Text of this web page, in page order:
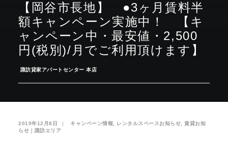
お気に入り 閲覧履歴
【岡谷市長地】 ●3ヶ月賃料半
額キャンペーン実施中！ 【キ
ャンペーン中・最安値・2,500
円(税別)/月でご利用頂けます】
諏訪貸家アパートセンター 本店
2019年12月8日 | キャンペーン情報 レンタルスペースお知らせ
賃貸お知
らせ｜諏訪エリア